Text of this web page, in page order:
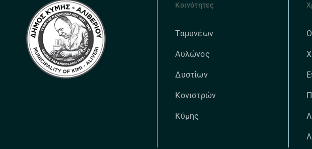
Κοινότητες
Ταμυνέων
Αυλώνος
Δυστίων
Κονιστρών
Κύμης